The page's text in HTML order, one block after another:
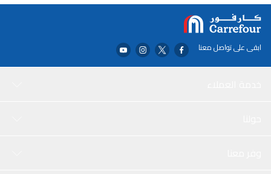
ابقى على تواصل معنا